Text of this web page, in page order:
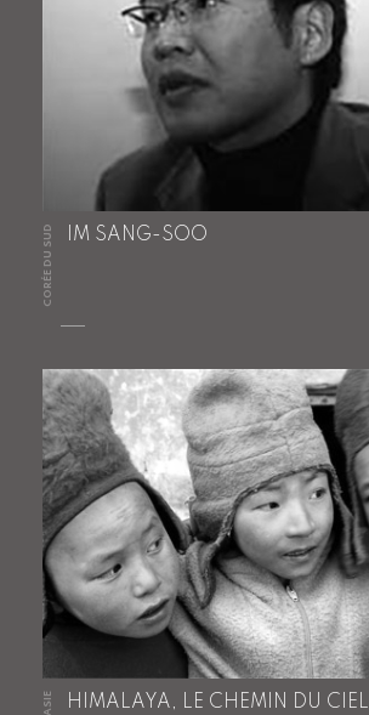
CORÉE DU SUD IM SANG-SOO
HIMALAYA, LE CHEMIN DU CIEL